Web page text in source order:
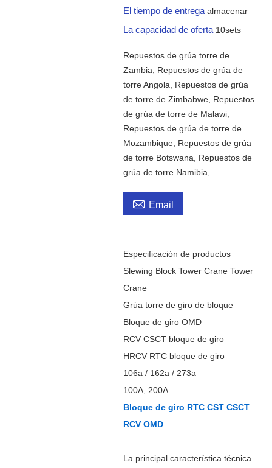
El tiempo de entregaalmacenar
La capacidad de oferta10sets
Repuestos de grúa torre de
Zambia, Repuestos de grúa de
torre Angola, Repuestos de grúa
de torre de Zimbabwe, Repuestos
de grúa de torre de Malawi,
Repuestos de grúa de torre de
Mozambique, Repuestos de grúa
de torre Botswana, Repuestos de
grúa de torre Namibia,
 Email
Especificación de productos
Slewing Block Tower Crane Tower
Crane
Grúa torre de giro de bloque
Bloque de giro OMD
RCV CSCT bloque de giro
HRCV RTC bloque de giro
106a / 162a / 273a
100A, 200A
Bloque de giro RTC CST CSCT
RCV OMD
La principal característica técnica